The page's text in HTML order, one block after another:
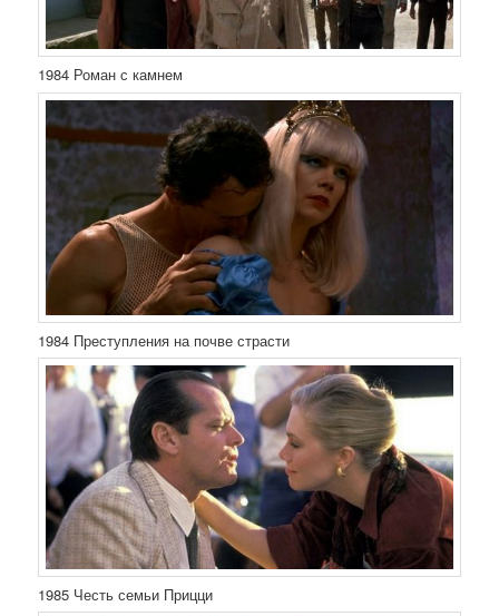
1984 Роман с камнем
1984 Преступления на почве страсти
1985 Честь семьи Прицци